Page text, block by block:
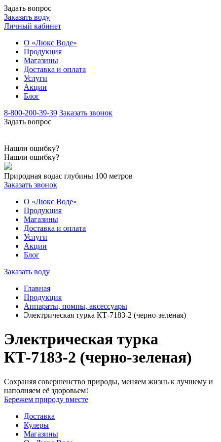
Задать вопрос
Заказать воду
Личный кабинет
О «Люкс Воде»
Продукция
Магазины
Доставка и оплата
Услуги
Акции
Блог
8-800-200-39-39 Заказать звонок
Задать вопрос
Нашли ошибку?
Нашли ошибку?
Природная водас глубины 100 метров
Заказать звонок
О «Люкс Воде»
Продукция
Магазины
Доставка и оплата
Услуги
Акции
Блог
Заказать воду
Главная
Продукция
Аппараты, помпы, аксессуары
Электрическая турка КТ-7183-2 (черно-зеленая)
Электрическая турка
КТ-7183-2 (черно-зеленая)
Сохраняя совершенство природы, меняем жизнь к лучшему и
наполняем её здоровьем!
Бережем природу вместе
Доставка
Кулеры
Магазины